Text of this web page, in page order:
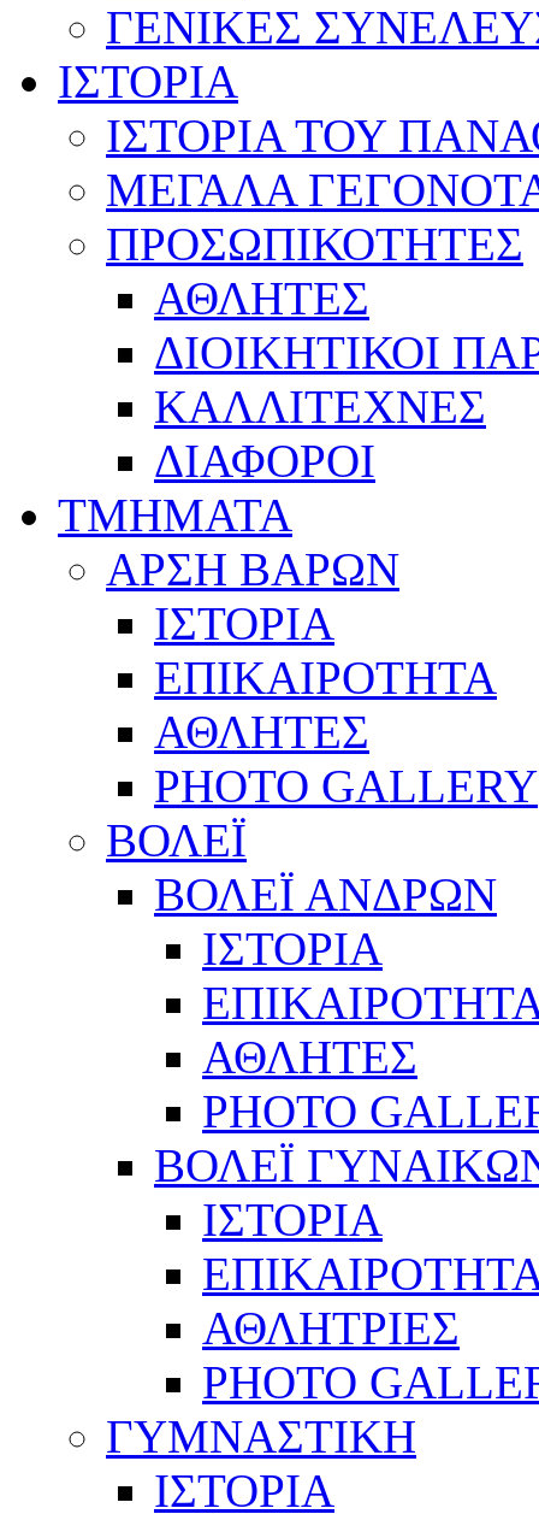
ΓΕΝΙΚΕΣ
ΙΣΤΟΡΙΑ
ΙΣΤΟΡΙΑ ΤΟΥ
ΜΕΓΑΛΑ
ΠΡΟΣΩΠΙΚΟΤΗΤΕΣ
ΑΘΛΗΤΕΣ
ΔΙΟΙΚΗΤΙΚΟΙ
ΚΑΛΛΙΤΕΧΝΕΣ
ΔΙΑΦΟΡΟΙ
ΤΜΗΜΑΤΑ
ΑΡΣΗ ΒΑΡΩΝ
ΙΣΤΟΡΙΑ
ΕΠΙΚΑΙΡΟΤΗΤΑ
ΑΘΛΗΤΕΣ
PHOTO GALLERY
ΒΟΛΕΪ
ΒΟΛΕΪ ΑΝΔΡΩΝ
ΙΣΤΟΡΙΑ
ΑΘΛΗΤΕΣ
PHOTO
ΒΟΛΕΪ
ΙΣΤΟΡΙΑ
ΑΘΛΗΤΡΙΕΣ
PHOTO
ΓΥΜΝΑΣΤΙΚΗ
ΙΣΤΟΡΙΑ